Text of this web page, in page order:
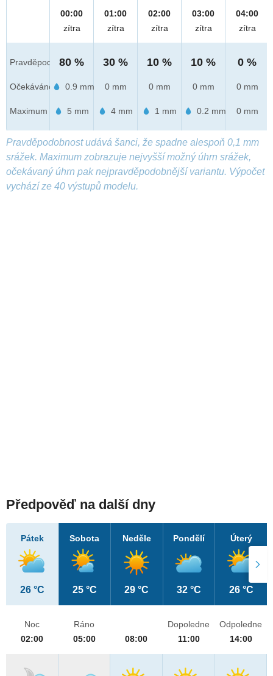
Pravděpod.
Očekáváno
Maximum
00:00
zítra
80 %
0.9 mm
5 mm
01:00
zítra
30 %
0 mm
4 mm
02:00
zítra
10 %
0 mm
1 mm
03:00
zítra
10 %
0 mm
0.2 mm
04:00
zítra
0 %
0 mm
0 mm
Pravděpodobnost udává šanci, že spadne alespoň 0,1 mm
srážek. Maximum zobrazuje nejvyšší možný úhrn srážek,
očekávaný úhrn pak nejpravděpodobnější variantu. Výpočet
vychází ze 40 výstupů modelu.
Předpověď na další dny
Pátek
26 °C
Sobota
25 °C
Neděle
29 °C
Pondělí
32 °C
Úterý
26 °C
Noc
02:00
Ráno
05:00
08:00
Dopoledne
11:00
Odpoledne
14:00